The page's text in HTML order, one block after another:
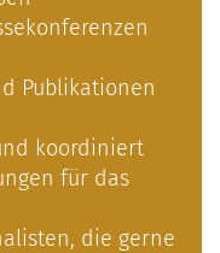
Publikationen
koordiniert
für das
die gerne